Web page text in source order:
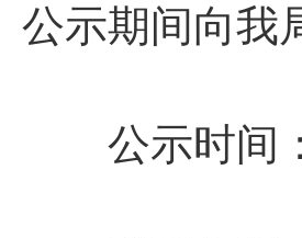
公示期间向我
公示时间：